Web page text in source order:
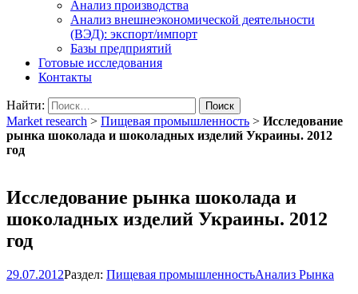
Анализ производства
Анализ внешнеэкономической деятельности
(ВЭД): экспорт/импорт
Базы предприятий
Готовые исследования
Контакты
Найти:
Market research > Пищевая промышленность > Исследование
рынка шоколада и шоколадных изделий Украины. 2012
год
Исследование рынка шоколада и
шоколадных изделий Украины. 2012
год
29.07.2012Раздел: Пищевая промышленностьАнализ Рынка